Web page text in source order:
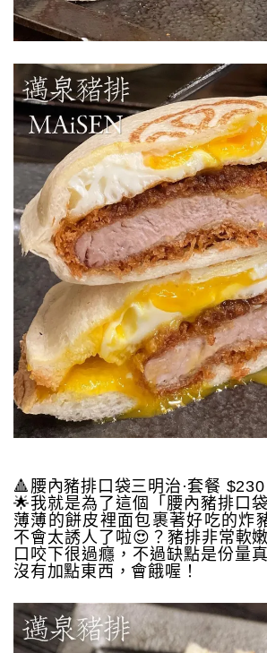
🔺腰內豬排口袋三明治·套餐 $230
🌟我就是為了這個「腰內豬排口
薄薄的餅皮裡面包裹著好吃的炸
不會太誘人了啦😍？豬排非常軟
口咬下很過癮，不過缺點是份量
沒有加點東西，會餓喔！